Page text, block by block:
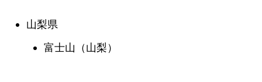
山梨県
富士山（山梨）